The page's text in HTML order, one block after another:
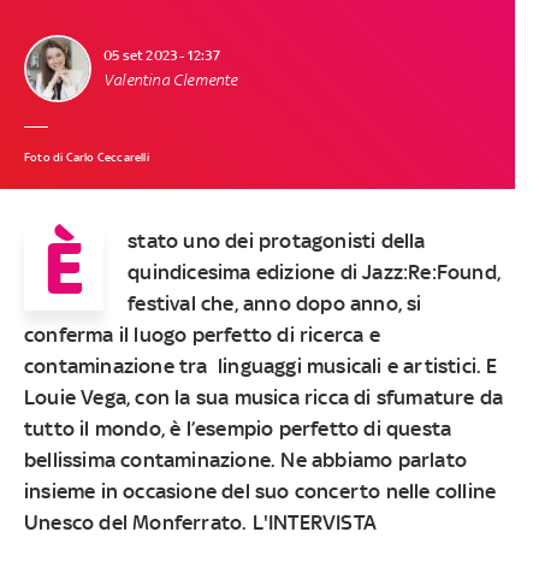
05 set 2023 - 12:37
Valentina Clemente
Foto di Carlo Ceccarelli
È
stato uno dei protagonisti della
quindicesima edizione di Jazz:Re:Found,
festival che, anno dopo anno, si
conferma il luogo perfetto di ricerca e
contaminazione tra linguaggi musicali e artistici. E
Louie Vega, con la sua musica ricca di sfumature da
tutto il mondo, è l’esempio perfetto di questa
bellissima contaminazione. Ne abbiamo parlato
insieme in occasione del suo concerto nelle colline
Unesco del Monferrato. L'INTERVISTA